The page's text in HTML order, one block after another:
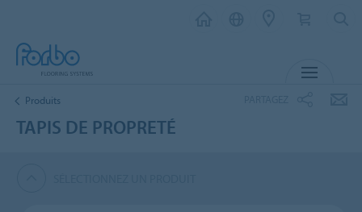
Produits
TAPIS DE PROPRETÉ